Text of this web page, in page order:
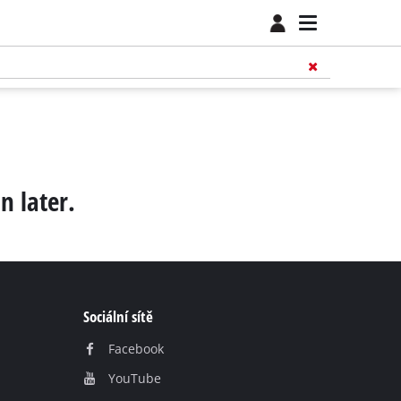
later.
Sociální sítě
Facebook
YouTube